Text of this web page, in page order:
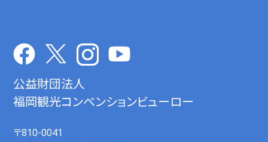
公益財団法人
福岡観光コンベンションビューロー
〒810-0041